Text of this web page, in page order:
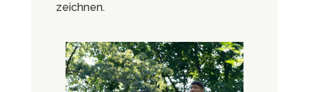
zeichnen.